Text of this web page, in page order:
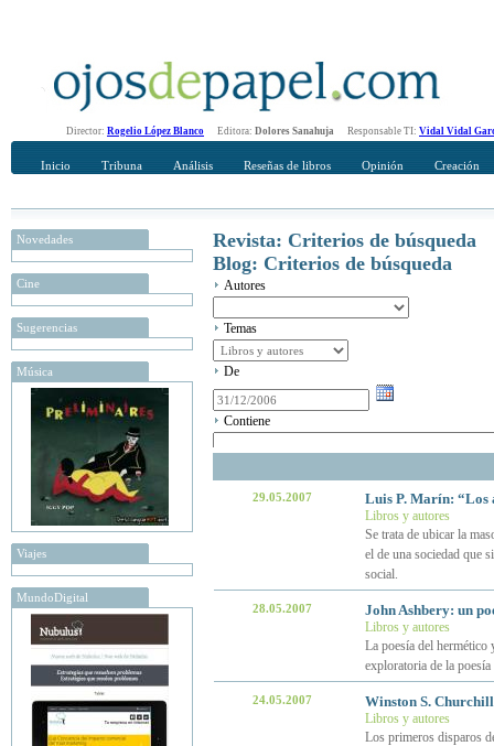
Director: Rogelio López Blanco Editora: Dolores Sanahuja Responsable TI: Vidal Vidal
Inicio Tribuna Análisis Reseñas de libros Opinión Creación
Novedades
Cine
Sugerencias
Música
Viajes
MundoDigital
Revista: Criterios de búsqueda
Blog: Criterios de búsqueda
Autores
Temas
De
Contiene
29.05.2007 Luis P. Marín: “Los
Libros y autores
Se trata de ubicar la
el de una sociedad que
social.
28.05.2007 John Ashbery: un
Libros y autores
La poesía del hermético
exploratoria de la
24.05.2007 Winston S.
Libros y autores
Los primeros disparos